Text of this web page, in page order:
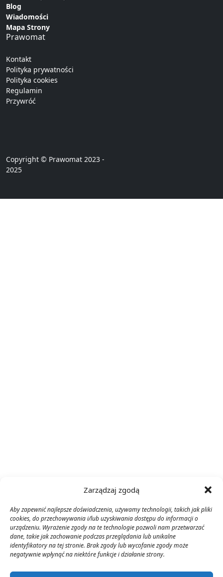
Zarządzaj zgodą
Aby zapewnić najlepsze doświadczenia, używamy technologii, takich jak pliki
cookies, do przechowywania i/lub uzyskiwania dostępu do informacji o
urządzeniu. Wyrażenie zgody na te technologie pozwoli nam przetwarzać
dane, takie jak zachowanie podczas przeglądania lub unikalne
identyfikatory na tej stronie. Brak zgody lub wycofanie zgody może
negatywnie wpłynąć na niektóre funkcje i działanie strony.
Blog
Wiadomości
Mapa Strony
Prawomat
Kontakt
Polityka prywatności
Polityka cookies
Regulamin
Przywróć
Copyright © Prawomat 2023 -
2025